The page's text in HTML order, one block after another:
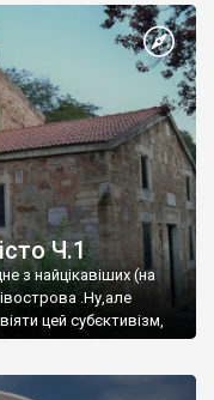
Ч.1
з найцікавіших (на
.Ну,але
цей субєктивізм,